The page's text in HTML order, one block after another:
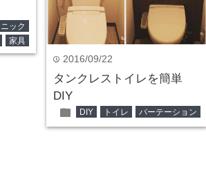
ック
家具
time 2016/09/22
タンクレストイレを簡単
DIY
folder DIY トイレ パーテーション